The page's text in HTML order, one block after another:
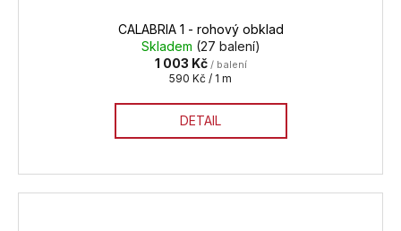
CALABRIA 1 - rohový obklad
Skladem (27 balení)
1 003 Kč / balení
Měrná
590 Kč / 1 m
DETAIL